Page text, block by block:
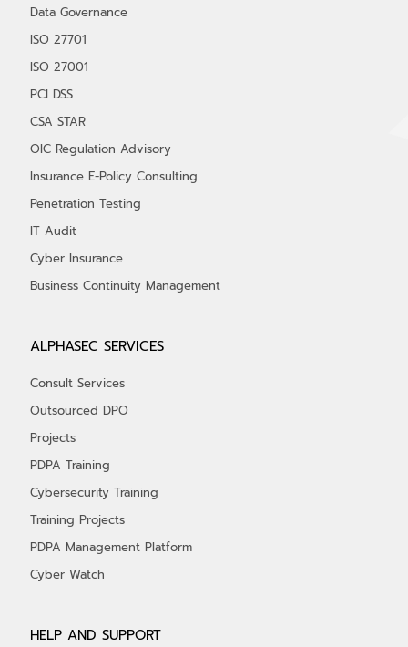
Data Governance
ISO 27701
ISO 27001
PCI DSS
CSA STAR
OIC Regulation Advisory
Insurance E-Policy Consulting
Penetration Testing
IT Audit
Cyber Insurance
Business Continuity Management
ALPHASEC SERVICES
Consult Services
Outsourced DPO
Projects
PDPA Training
Cybersecurity Training
Training Projects
PDPA Management Platform
Cyber Watch
HELP AND SUPPORT